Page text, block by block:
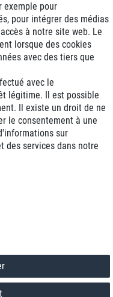
J+1
réduits
garantie
07 94 *
au vendredi de 9h à 18h.
exemple pour
pour intégrer des médias
à notre site web. Le
lorsque des cookies
avec des tiers que
avec le
légitime. Il est possible
Il existe un droit de ne
le consentement à une
sur
des services dans notre